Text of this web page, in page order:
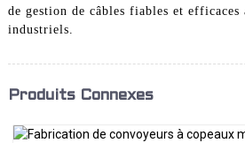
de gestion de câbles fiables et efficaces
industriels.
Produits Connexes